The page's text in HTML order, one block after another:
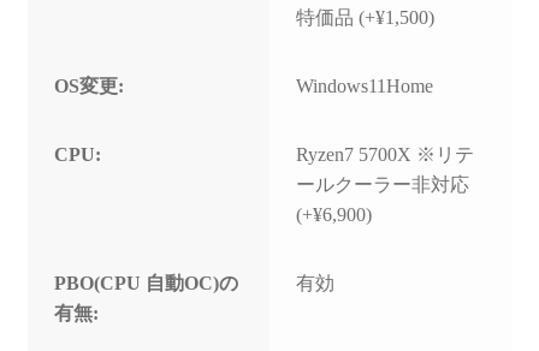
特価品 (+¥1,500)
OS変更: Windows11Home
CPU:
Ryzen7 5700X ※リテ
ールクーラー非対応
(+¥6,900)
PBO(CPU 自動OC)の
有無:
有効